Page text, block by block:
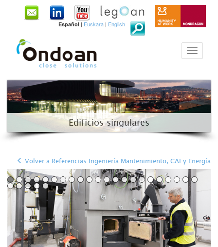
Español | Euskara | English
Edificios singulares
Volver a Referencias Ingeniería Mantenimiento, CAI y Energía